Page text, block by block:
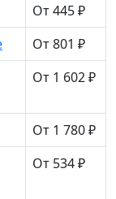
От 445 ₽
От 801 ₽
От 1 602 ₽
От 1 780 ₽
От 534 ₽